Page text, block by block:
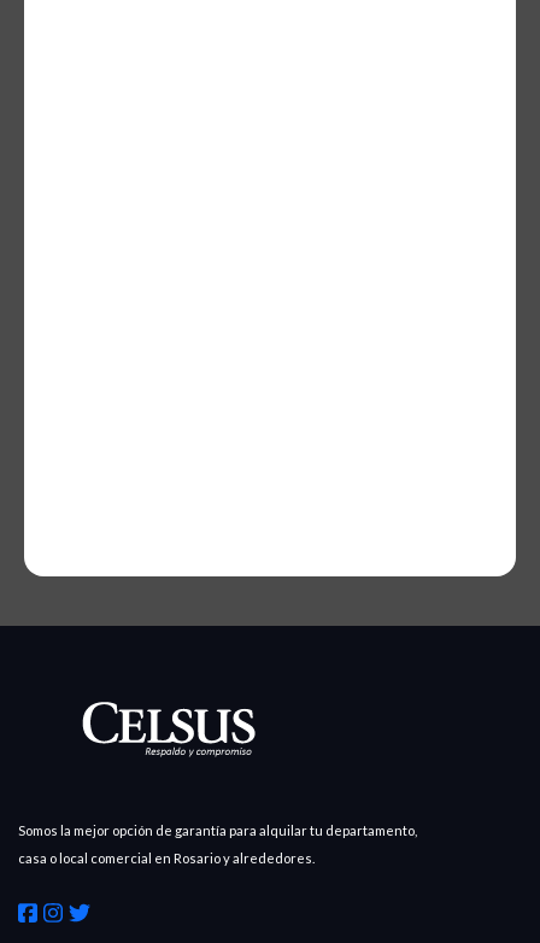
Somos la mejor opción de garantía para alquilar tu departamento,
casa o local comercial en Rosario y alrededores.